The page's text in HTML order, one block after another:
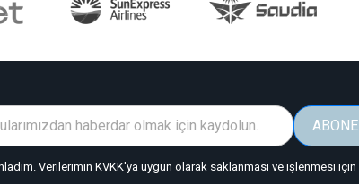
Verilerimin KVKK'ya uygun olarak saklanması ve işlenmesi